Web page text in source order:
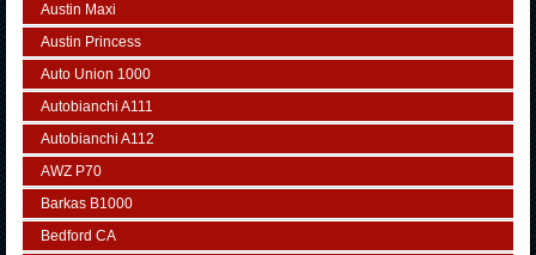
Austin Maxi
Austin Princess
Auto Union 1000
Autobianchi A111
Autobianchi A112
AWZ P70
Barkas B1000
Bedford CA